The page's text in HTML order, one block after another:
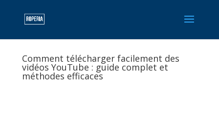
Comment télécharger facilement des
vidéos YouTube : guide complet et
méthodes efficaces